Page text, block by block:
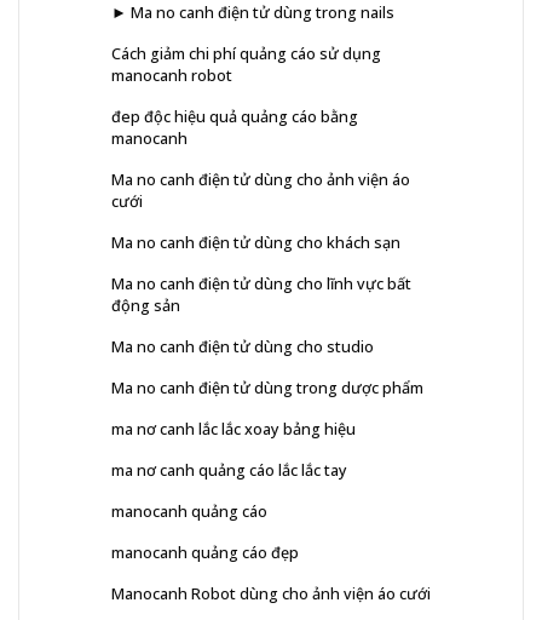
► Ma no canh điện tử dùng trong nails
Cách giảm chi phí quảng cáo sử dụng
manocanh robot
đep độc hiệu quả quảng cáo bằng
manocanh
Ma no canh điện tử dùng cho ảnh viện áo
cưới
Ma no canh điện tử dùng cho khách sạn
Ma no canh điện tử dùng cho lĩnh vực bất
động sản
Ma no canh điện tử dùng cho studio
Ma no canh điện tử dùng trong dược phẩm
ma nơ canh lắc lắc xoay bảng hiệu
ma nơ canh quảng cáo lắc lắc tay
manocanh quảng cáo
manocanh quảng cáo đẹp
Manocanh Robot dùng cho ảnh viện áo cưới